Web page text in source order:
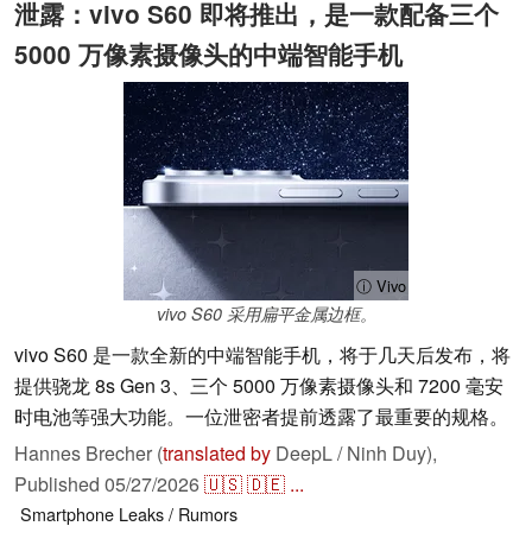
泄露：vivo S60 即将推出，是一款配备三个
5000 万像素摄像头的中端智能手机
ⓘ Vivo
vivo S60 采用扁平金属边框。
vivo S60 是一款全新的中端智能手机，将于几天后发布，将
提供骁龙 8s Gen 3、三个 5000 万像素摄像头和 7200 毫安
时电池等强大功能。一位泄密者提前透露了最重要的规格。
Hannes Brecher (translated by DeepL / Ninh Duy),
Published 05/27/2026🇺🇸🇩🇪 ...
Smartphone Leaks / Rumors